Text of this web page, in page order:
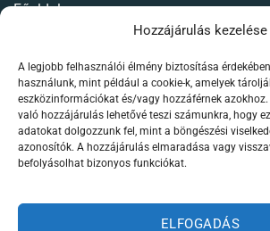
Hozzájárulás kezelése
A legjobb felhasználói élmény biztosítása
használunk, mint például a cookie-k, amelyek
eszközinformációkat és/vagy hozzáférnek
való hozzájárulás lehetővé teszi számunkra, hogy
adatokat dolgozzunk fel, mint a böngészési
azonosítók. A hozzájárulás elmaradása vagy
befolyásolhat bizonyos funkciókat.
ELFOGADÁS
Főoldal
Élőállat kereskedés
Forgalmazott termékeink
Szaktanácsadás /
Kapcsolat